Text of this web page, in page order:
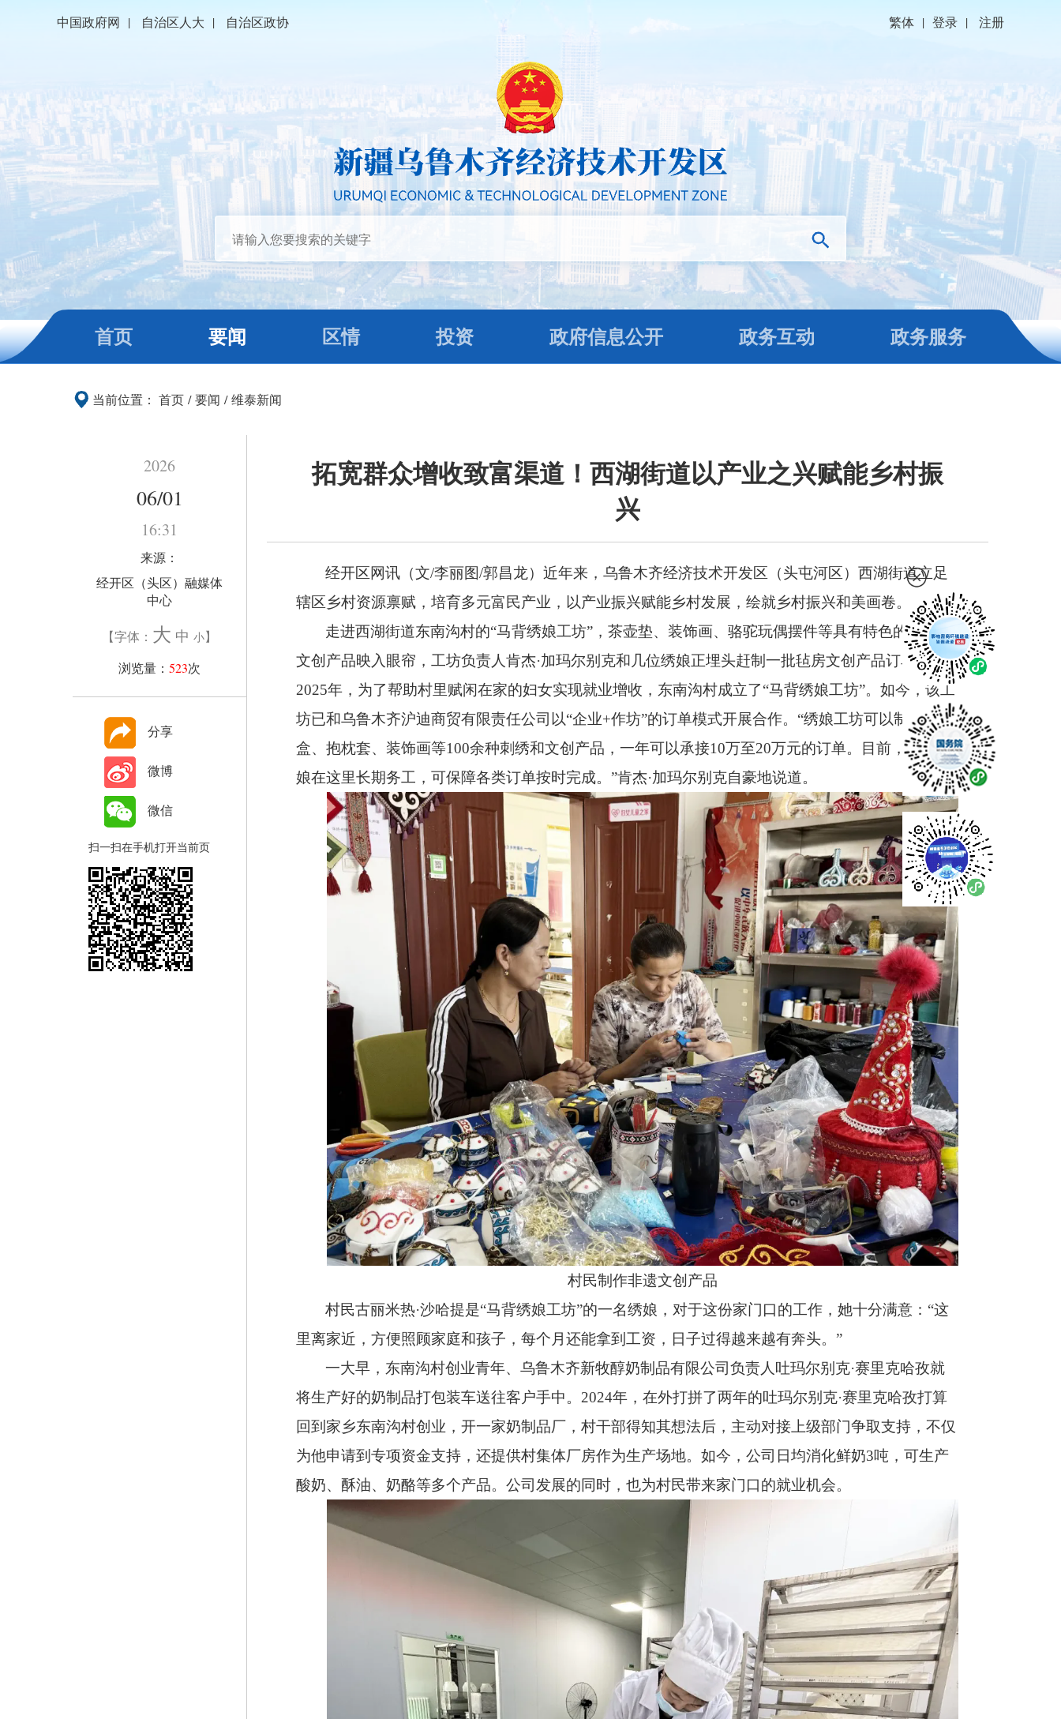
中国政府网 | 自治区人大 | 自治区政协 繁体 | 登录 | 注册
首页 要闻 区情 投资 政府信息公开 政务互动 政务服务
当前位置： 首页 /要闻 /维泰新闻
2026
06/01
16:31
来源：
经开区（头区）融媒体
中心
【字体： 大 中 小】
浏览量：523次
分享
微博
微信
扫一扫在手机打开当前页
拓宽群众增收致富渠道！西湖街道以产业之兴赋能乡村振
兴
经开区网讯（文/李丽图/郭昌龙）近年来，乌鲁木齐经济技术开发区（头屯河区）西湖街道立足
辖区乡村资源禀赋，培育多元富民产业，以产业振兴赋能乡村发展，绘就乡村振兴和美画卷。
走进西湖街道东南沟村的“马背绣娘工坊”，茶壶垫、装饰画、骆驼玩偶摆件等具有特色的刺绣和
文创产品映入眼帘，工坊负责人肯杰·加玛尔别克和几位绣娘正埋头赶制一批毡房文创产品订单。
2025年，为了帮助村里赋闲在家的妇女实现就业增收，东南沟村成立了“马背绣娘工坊”。如今，该工
坊已和乌鲁木齐沪迪商贸有限责任公司以“企业+作坊”的订单模式开展合作。“绣娘工坊可以制作纸巾
盒、抱枕套、装饰画等100余种刺绣和文创产品，一年可以承接10万至20万元的订单。目前，有8 名绣
娘在这里长期务工，可保障各类订单按时完成。”肯杰·加玛尔别克自豪地说道。
村民制作非遗文创产品
村民古丽米热·沙哈提是“马背绣娘工坊”的一名绣娘，对于这份家门口的工作，她十分满意：“这
里离家近，方便照顾家庭和孩子，每个月还能拿到工资，日子过得越来越有奔头。”
一大早，东南沟村创业青年、乌鲁木齐新牧醇奶制品有限公司负责人吐玛尔别克·赛里克哈孜就
将生产好的奶制品打包装车送往客户手中。 2024年，在外打拼了两年的吐玛尔别克·赛里克哈孜打算
回到家乡东南沟村创业，开一家奶制品厂，村干部得知其想法后，主动对接上级部门争取支持，不仅
为他申请到专项资金支持，还提供村集体厂房作为生产场地。如今，公司日均消化鲜奶3吨，可生产
酸奶、酥油、奶酪等多个产品。公司发展的同时，也为村民带来家门口的就业机会。